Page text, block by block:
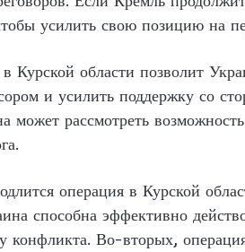
усилить свою позицию на
Курской области позволит
и усилить поддержку со
может рассмотреть
операция в Курской
способна эффективно
конфликта. Во-вторых,